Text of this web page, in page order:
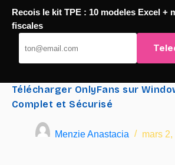
Passer
au
contenu
TaqTaq
Télécharger OnlyFans sur
Complet et Sécurisé
Menzie Anastacia mars
Recois le kit TPE : 10 modeles Excel +
fiscales